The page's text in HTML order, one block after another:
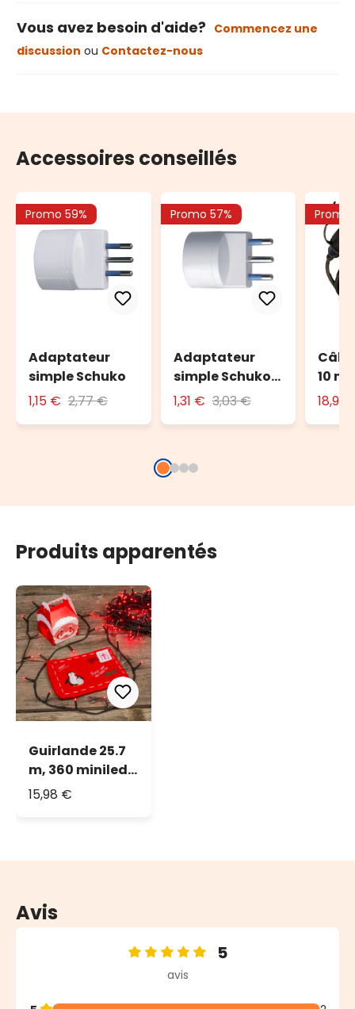
Vous avez besoin d'aide? Commencez une
discussion ou Contactez-nous
Accessoires conseillés
Promo 59%
Adaptateur
simple Schuko
1,15 € 2,77 €
Promo 57%
Adaptateur
simple Schuko
avec fiche 16A
1,31 € 3,03 €
Promo
10 m
Produits apparentés
Guirlande 25.7
m, 360 miniled
rouge, câble
15,98 €
Avis
Note moyenne de 5 sur 5 étoiles
5
avis